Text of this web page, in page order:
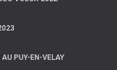
AU PUY-EN-VELAY